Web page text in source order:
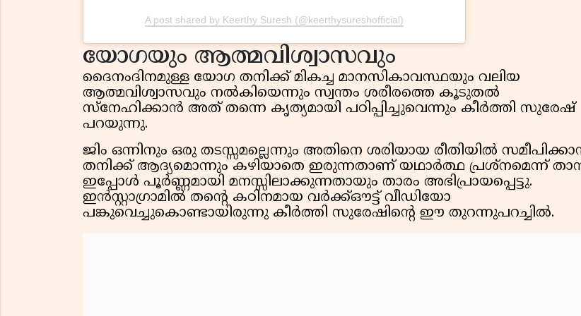
A post shared by Keerthy Suresh (@keerthysureshofficial)
യോഗയും ആത്മവിശ്വാസവും
ദൈനംദിനമുള്ള യോഗ തനിക്ക് മികച്ച മാനസികാവസ്ഥയും വലിയ
ആത്മവിശ്വാസവും നൽകിയെന്നും സ്വന്തം ശരീരത്തെ കൂടുതൽ
സ്നേഹിക്കാൻ അത് തന്നെ കൃത്യമായി പഠിപ്പിച്ചുവെന്നും കീർത്തി സുരേഷ്
പറയുന്നു.
ജിം ഒന്നിനും ഒരു തടസ്സമല്ലെന്നും അതിനെ ശരിയായ രീതിയിൽ
തനിക്ക് ആദ്യമൊന്നും കഴിയാതെ ഇരുന്നതാണ് യഥാർത്ഥ പ്രശ്നമെന്ന്
ഇപ്പോൾ പൂർണ്ണമായി മനസ്സിലാക്കുന്നതായും താരം അഭിപ്രായപ്പെട്ടു.
ഇൻസ്റ്റാഗ്രാമിൽ തൻ്റെ കഠിനമായ വർക്ക്ഔട്ട് വീഡിയോ
പങ്കുവെച്ചുകൊണ്ടായിരുന്നു കീർത്തി സുരേഷിൻ്റെ ഈ തുറന്നുപറച്ചിൽ.